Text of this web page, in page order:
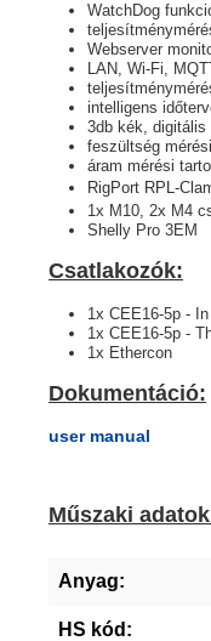
WatchDog
Webserver
LAN, Wi-Fi,
intelligens
3db kék,
feszültség
áram mérési
RigPort RPL-
1x M10, 2x M4
Shelly Pro 3EM
Csatlakozók:
1x CEE16-5p - In
1x CEE16-5p -
1x Ethercon
Dokumentáció:
user manual
Műszaki
Anyag:
HS kód: